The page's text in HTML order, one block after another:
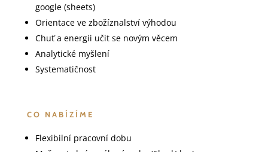
google (sheets)
Orientace ve zbožíznalství výhodou
Chuť a energii učit se novým věcem
Analytické myšlení
Systematičnost
CO NABÍZÍME
Flexibilní pracovní dobu